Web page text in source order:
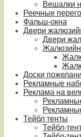
Вешалки
Реечные
Фальш-окна
Двери
Двери
Доски
Рекламные
Реклама на
Тейбл тенты
Тейбл-